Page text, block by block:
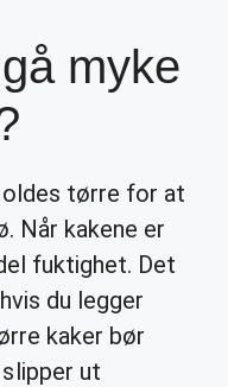
myke
tørre for at
Når kakene er
fuktighet. Det
hvis du legger
kaker bør
ut